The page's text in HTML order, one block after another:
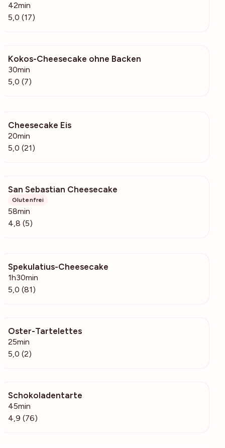
42min
5,0 (17)
Kokos-Cheesecake ohne Backen
30min
5,0 (7)
Cheesecake Eis
20min
5,0 (21)
San Sebastian Cheesecake
Glutenfrei
58min
4,8 (5)
Spekulatius-Cheesecake
1h30min
5,0 (81)
Oster-Tartelettes
25min
5,0 (2)
Schokoladentarte
45min
4,9 (76)